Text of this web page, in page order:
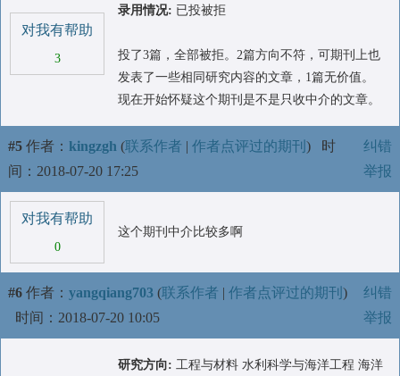
对我有帮助
3
录用情况: 已投被拒
投了3篇，全部被拒。2篇方向不符，可期刊上也
发表了一些相同研究内容的文章，1篇无价值。
现在开始怀疑这个期刊是不是只收中介的文章。
#5 作者： kingzgh (联系作者 | 作者点评过的期刊 ) 时
间：2018-07-20 17:25
纠错
举报
对我有帮助
0
这个期刊中介比较多啊
#6 作者： yangqiang703 (联系作者 | 作者点评过的期刊 )
时间：2018-07-20 10:05
纠错
举报
研究方向: 工程与材料 水利科学与海洋工程 海洋